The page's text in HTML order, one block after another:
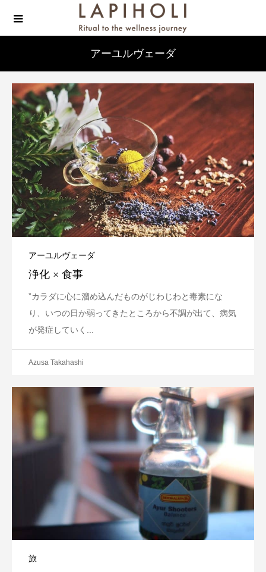
アーユルヴェーダ
アーユルヴェーダ
浄化 × 食事
”カラダに心に溜め込んだものがじわじわと毒素にな
り、いつの日か弱ってきたところから不調が出て、病気
が発症していく...
Azusa Takahashi
旅